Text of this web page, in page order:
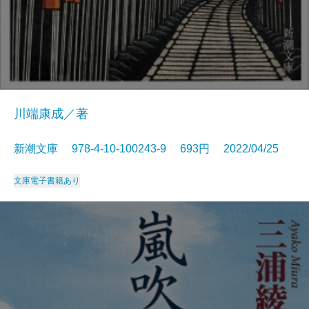
川端康成／著
新潮文庫 978-4-10-100243-9 693円 2022/04/25
文庫電子書籍あり